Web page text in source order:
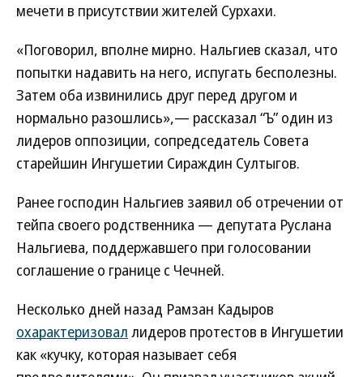
мечети в присутствии жителей Сурхахи.
«Поговорил, вполне мирно. Нальгиев сказал, что
попытки надавить на него, испугать бесполезны.
Затем оба извинились друг перед другом и
нормально разошлись»,— рассказал “Ъ” один из
лидеров оппозиции, сопредседатель Совета
старейшин Ингушетии Сираждин Султыгов.
Ранее господин Нальгиев заявил об отречении от
тейпа своего родственника — депутата Руслана
Нальгиева, поддержавшего при голосовании
соглашение о границе с Чечней.
Несколько дней назад Рамзан Кадыров
охарактеризовал лидеров протестов в Ингушетии
как «кучку, которая называет себя